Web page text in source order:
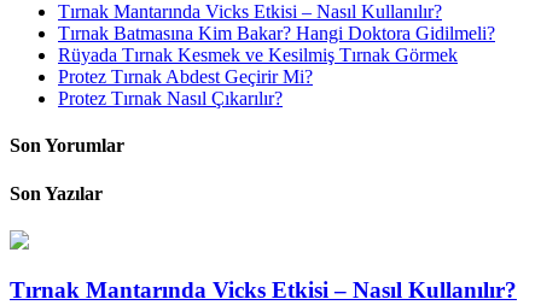
Tırnak Mantarında Vicks Etkisi – Nasıl Kullanılır?
Tırnak Batmasına Kim Bakar? Hangi Doktora Gidilmeli?
Rüyada Tırnak Kesmek ve Kesilmiş Tırnak Görmek
Protez Tırnak Abdest Geçirir Mi?
Protez Tırnak Nasıl Çıkarılır?
Son Yorumlar
Son Yazılar
Tırnak Mantarında Vicks Etkisi – Nasıl Kullanılır?